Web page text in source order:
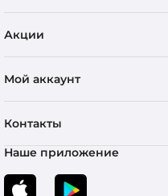
Акции
Мой аккаунт
Контакты
Наше приложение